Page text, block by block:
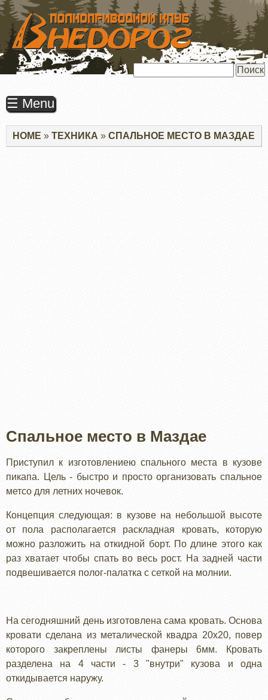
ПЕРЕЙТИ
ОСНОВНОМУ
СОДЕРЖАНИЮ
☰ Menu
Строка
навигации
HOME ТЕХНИКА СПАЛЬНОЕ МЕСТО В МАЗДАЕ
Спальное место в Маздае
Приступил к изготовлениею спального места в кузове
пикапа. Цель - быстро и просто организовать спальное
метсо для летних ночевок.
Концепция следующая: в кузове на небольшой высоте
от пола располагается раскладная кровать, которую
можно разложить на откидной борт. По длине этого как
раз хватает чтобы спать во весь рост. На задней части
подвешивается полог-палатка с сеткой на молнии.
На сегодняшний день изготовлена сама кровать. Основа
кровати сделана из металической квадра 20х20, повер
которого закреплены листы фанеры 6мм. Кровать
разделена на 4 части - 3 "внутри" кузова и одна
откидывается наружу.